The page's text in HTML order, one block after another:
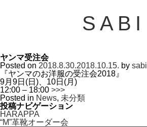
SABI
ヤンマ受注会
Posted on 2018.8.30.2018.10.15. by sabi
『ヤンマのお洋服の受注会2018』
9月9日(日)、10日(月)
12:00 – 18:00 >>>
Posted in News, 未分類
投稿ナビゲーション
HARAPPA
“M”革靴オーダー会